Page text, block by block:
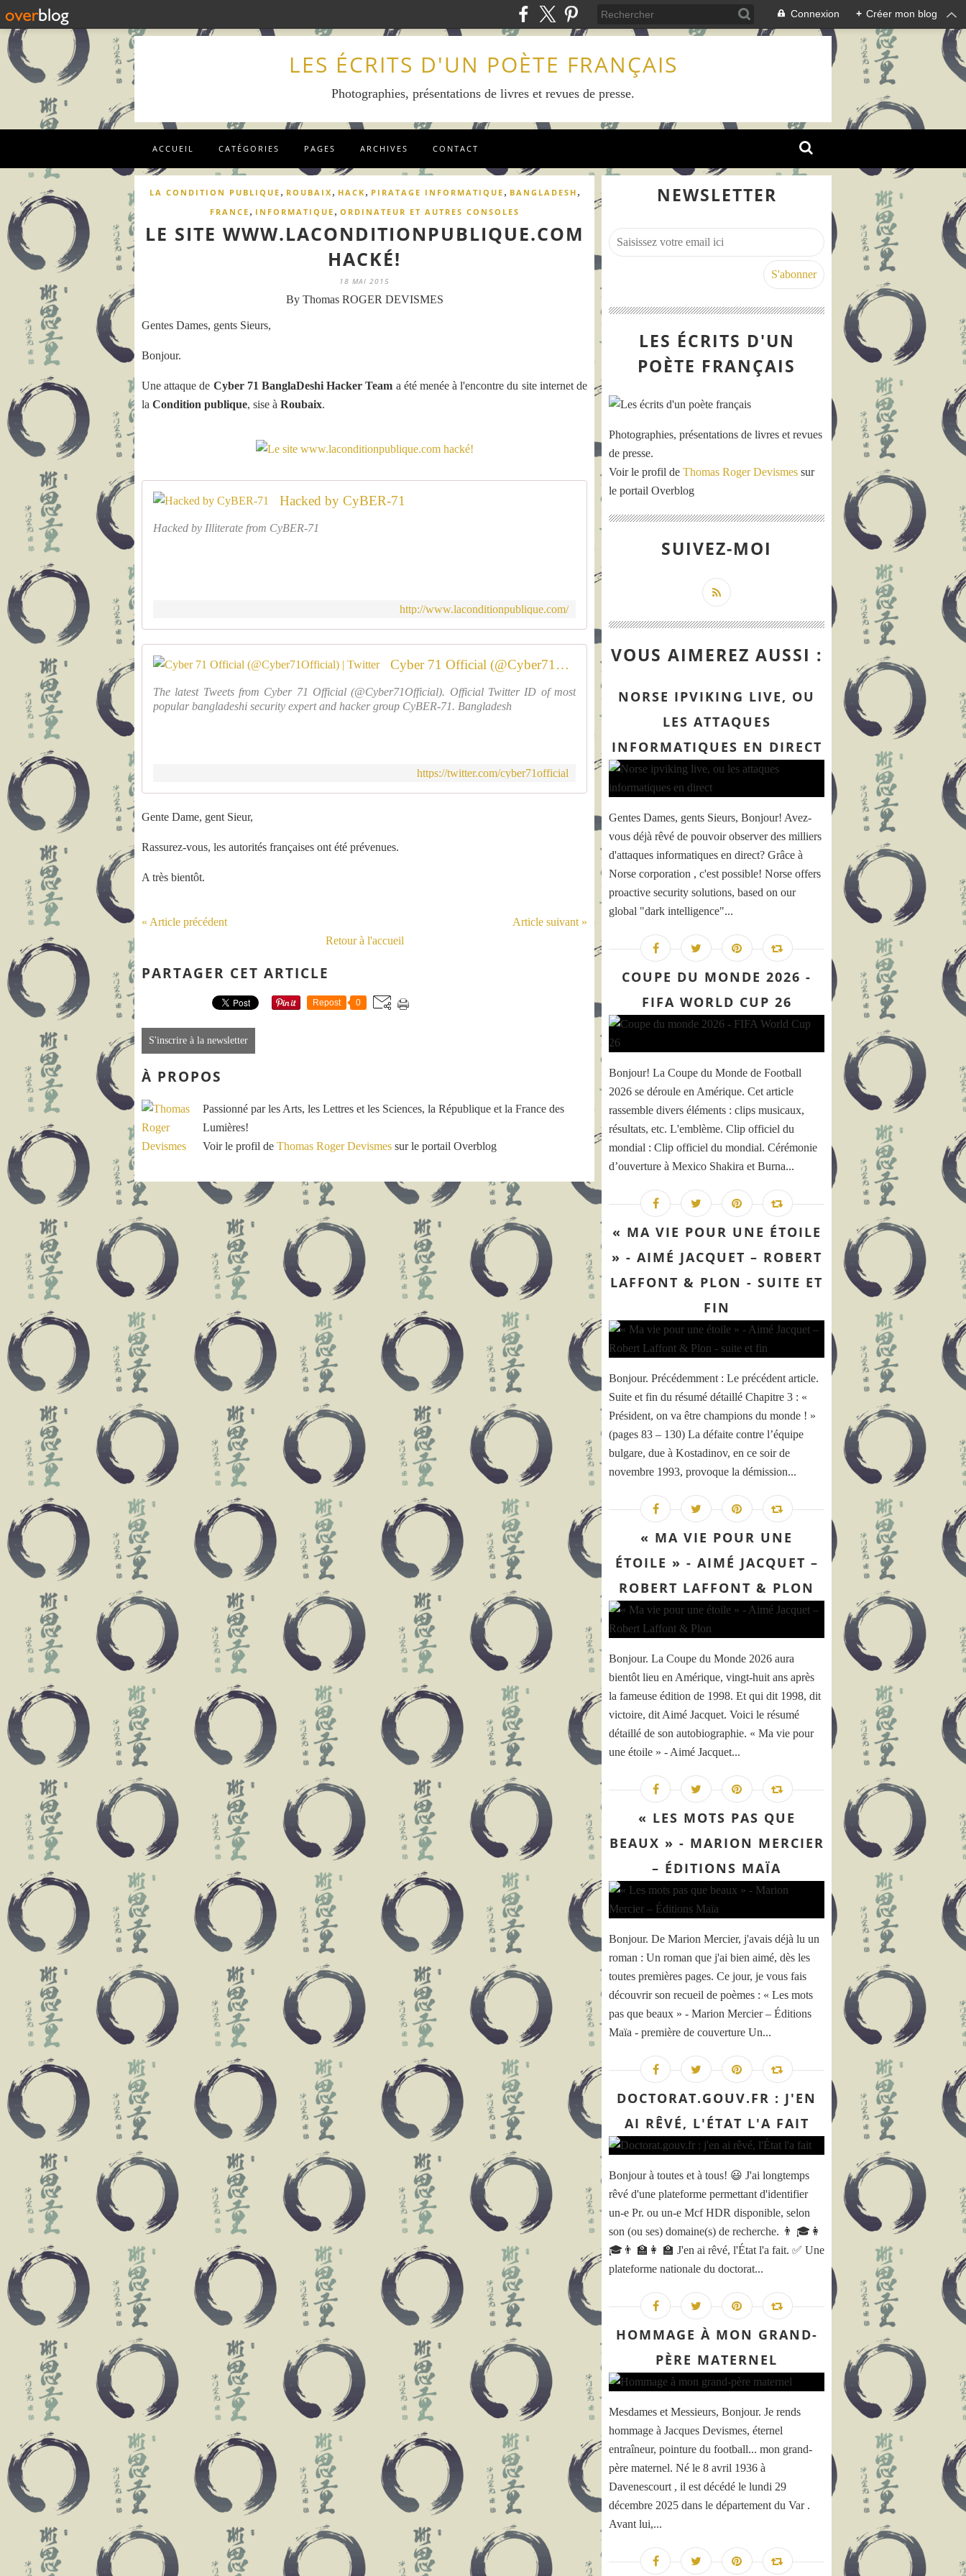
Connexion + Créer mon blog
LES ÉCRITS D'UN POÈTE FRANÇAIS
Photographies, présentations de livres et revues de presse.
ACCUEIL CATÉGORIES PAGES ARCHIVES CONTACT
LA CONDITION PUBLIQUE , ROUBAIX , HACK , PIRATAGE INFORMATIQUE , BANGLADESH ,
FRANCE , INFORMATIQUE , ORDINATEUR ET AUTRES CONSOLES
LE SITE WWW.LACONDITIONPUBLIQUE.COM
HACKÉ!
18 MAI 2015
By Thomas ROGER DEVISMES
Gentes Dames, gents Sieurs,
Bonjour.
Une attaque de Cyber 71 BanglaDeshi Hacker Team a été menée à l'encontre du site internet de
la Condition publique, sise à Roubaix.
Hacked by CyBER-71
Hacked by Illiterate from CyBER-71
http://www.laconditionpublique.com/
Cyber 71 Official (@Cyber71Official) | Twitter
The latest Tweets from Cyber 71 Official (@Cyber71Official). Official Twitter ID of most
popular bangladeshi security expert and hacker group CyBER-71. Bangladesh
https://twitter.com/cyber71official
Gente Dame, gent Sieur,
Rassurez-vous, les autorités françaises ont été prévenues.
A très bientôt.
« Article précédent
Article suivant »
Retour à l'accueil
PARTAGER CET ARTICLE
Repost 0
S'inscrire à la newsletter
À PROPOS
Passionné par les Arts, les Lettres et les Sciences, la République et la France des
Lumières!
Voir le profil de Thomas Roger Devismes sur le portail Overblog
NEWSLETTER
LES ÉCRITS D'UN
POÈTE FRANÇAIS
Photographies, présentations de livres et revues
de presse.
Voir le profil de Thomas Roger Devismes sur
le portail Overblog
SUIVEZ-MOI
VOUS AIMEREZ AUSSI :
NORSE IPVIKING LIVE, OU
LES ATTAQUES
INFORMATIQUES EN DIRECT
Gentes Dames, gents Sieurs, Bonjour! Avez-
vous déjà rêvé de pouvoir observer des milliers
d'attaques informatiques en direct? Grâce à
Norse corporation , c'est possible! Norse offers
proactive security solutions, based on our
global "dark intelligence"...
COUPE DU MONDE 2026 -
FIFA WORLD CUP 26
Bonjour! La Coupe du Monde de Football
2026 se déroule en Amérique. Cet article
rassemble divers éléments : clips musicaux,
résultats, etc. L'emblème. Clip officiel du
mondial : Clip officiel du mondial. Cérémonie
d’ouverture à Mexico Shakira et Burna...
« MA VIE POUR UNE ÉTOILE
» - AIMÉ JACQUET – ROBERT
LAFFONT & PLON - SUITE ET
FIN
Bonjour. Précédemment : Le précédent article.
Suite et fin du résumé détaillé Chapitre 3 : «
Président, on va être champions du monde ! »
(pages 83 – 130) La défaite contre l’équipe
bulgare, due à Kostadinov, en ce soir de
novembre 1993, provoque la démission...
« MA VIE POUR UNE
ÉTOILE » - AIMÉ JACQUET –
ROBERT LAFFONT & PLON
Bonjour. La Coupe du Monde 2026 aura
bientôt lieu en Amérique, vingt-huit ans après
la fameuse édition de 1998. Et qui dit 1998, dit
victoire, dit Aimé Jacquet. Voici le résumé
détaillé de son autobiographie. « Ma vie pour
une étoile » - Aimé Jacquet...
« LES MOTS PAS QUE
BEAUX » - MARION MERCIER
– ÉDITIONS MAÏA
Bonjour. De Marion Mercier, j'avais déjà lu un
roman : Un roman que j'ai bien aimé, dès les
toutes premières pages. Ce jour, je vous fais
découvrir son recueil de poèmes : « Les mots
pas que beaux » - Marion Mercier – Éditions
Maïa - première de couverture Un...
DOCTORAT.GOUV.FR : J'EN
AI RÊVÉ, L'ÉTAT L'A FAIT
Bonjour à toutes et à tous! 😃 J'ai longtemps
rêvé d'une plateforme permettant d'identifier
un-e Pr. ou un-e Mcf HDR disponible, selon
son (ou ses) domaine(s) de recherche. 👨 🎓👩
🎓👨 🏫👩 🏫 J'en ai rêvé, l'État l'a fait. ✅ Une
plateforme nationale du doctorat...
HOMMAGE À MON GRAND-
PÈRE MATERNEL
Mesdames et Messieurs, Bonjour. Je rends
hommage à Jacques Devismes, éternel
entraîneur, pointure du football... mon grand-
père maternel. Né le 8 avril 1936 à
Davenescourt , il est décédé le lundi 29
décembre 2025 dans le département du Var .
Avant lui,...